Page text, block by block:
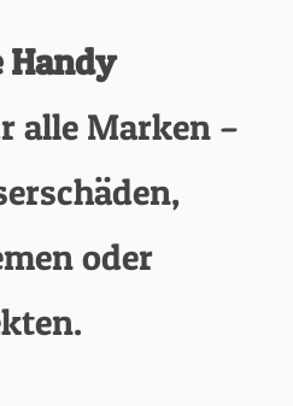
Handy
alle Marken –
oder